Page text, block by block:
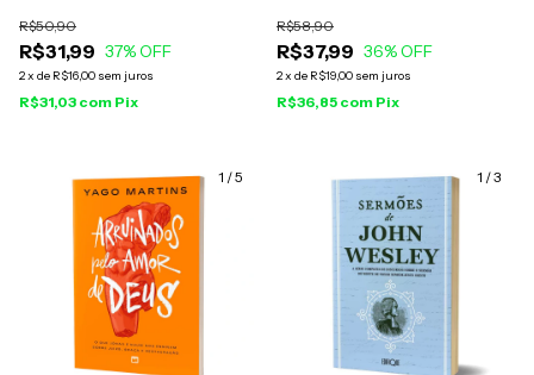
Schreiner
R$31,99
R$50,90
37% OFF
2x de R$16,00 sem juros
R$31,03 com Pix
R$37,99
R$58,90
36% OFF
2x de R$19,00 sem juros
R$36,85 com Pix
1 /5 1 /3